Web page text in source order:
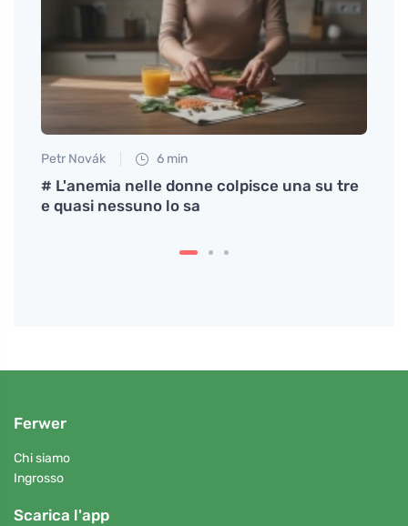
Petr Novák 6 min
# L'anemia nelle donne colpisce una su tre
e quasi nessuno lo sa
Ferwer
Chi siamo
Ingrosso
Scarica l'app